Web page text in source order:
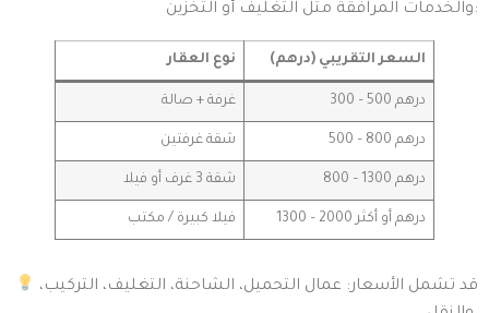
والخدمات المرافقة مثل التغليف أو التخزين:
نوع العقار السعر التقريبي (درهم)
غرفة + صالة 300 – 500 درهم
شقة غرفتين 500 – 800 درهم
شقة 3 غرف أو فيلا 800 – 1300 درهم
فيلا كبيرة / مكتب 1300 – 2000 درهم أو أكثر